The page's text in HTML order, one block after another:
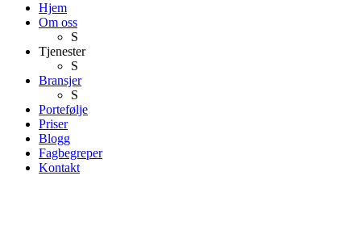
Hjem
Om oss
S
Tjenester
S
Bransjer
S
Portefølje
Priser
Blogg
Fagbegreper
Kontakt